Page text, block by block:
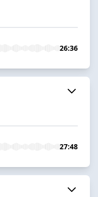
26:36
27:48